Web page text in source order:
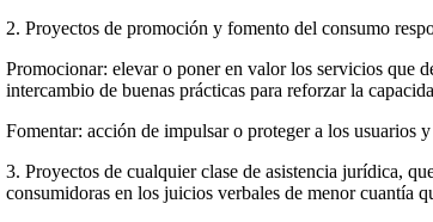
2. Proyectos de promoción y fomento del consumo
Promocionar: elevar o poner en valor los servicios que
intercambio de buenas prácticas para reforzar la
Fomentar: acción de impulsar o proteger a los usuarios
3. Proyectos de cualquier clase de asistencia jurídica,
consumidoras en los juicios verbales de menor cuantía